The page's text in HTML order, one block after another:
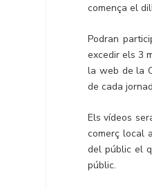
comença el
Podran
excedir els 3
la web de la
de cada
Els vídeos
comerç local
del públic el
públic.